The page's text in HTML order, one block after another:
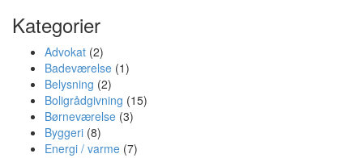
Kategorier
Advokat (2)
Badeværelse (1)
Belysning (2)
Boligrådgivning (15)
Børneværelse (3)
Byggeri (8)
Energi / varme (7)